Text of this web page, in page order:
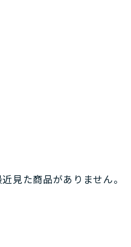
近見た商品がありません。